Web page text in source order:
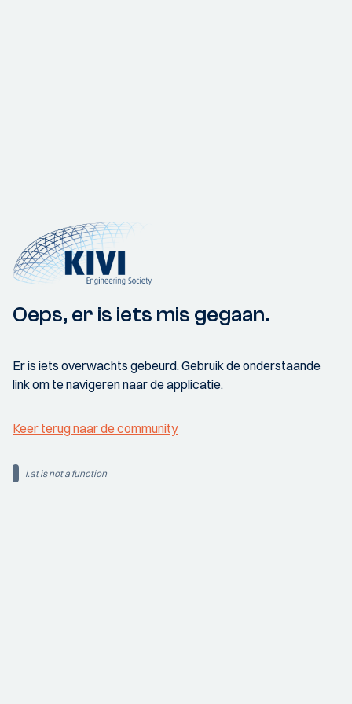
Oeps, er is iets mis gegaan.
Er is iets overwachts gebeurd. Gebruik de onderstaande
link om te navigeren naar de applicatie.
Keer terug naar de community
i.at is not a function